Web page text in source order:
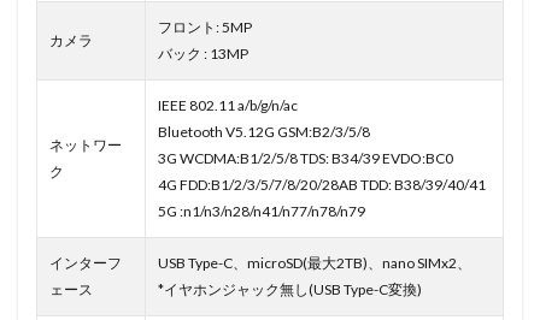
カメラ
フロント: 5MP
バック : 13MP
ネットワー
ク
IEEE 802.11 a/b/g/n/ac
Bluetooth V5.12G GSM:B2/3/5/8
3G WCDMA:B1/2/5/8 TDS: B34/39 EVDO:BC0
4G FDD:B1/2/3/5/7/8/20/28AB TDD: B38/39/40/41
5G :n1/n3/n28/n41/n77/n78/n79
インターフ
ェース
USB Type-C、microSD(最大2TB)、nano SIMx2、
*イヤホンジャック無し(USB Type-C変換)